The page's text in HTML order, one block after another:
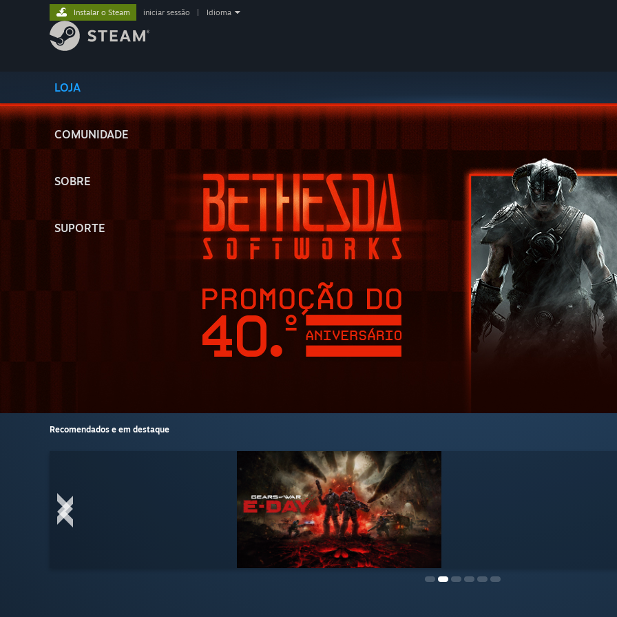
LOJA
COMUNIDADE
SOBRE
SUPORTE
Instalar o Steam iniciar sessão Idioma
Recomendados e em destaque